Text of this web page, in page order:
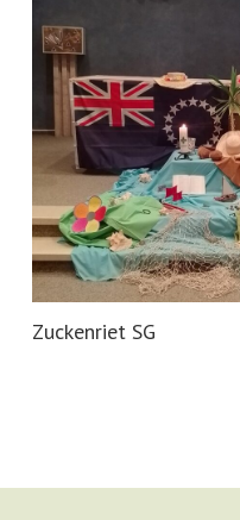
Zuckenriet SG